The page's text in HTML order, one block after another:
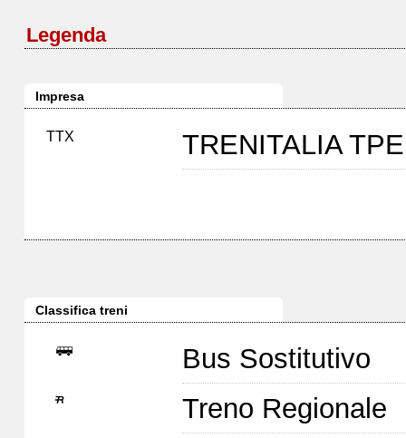
Legenda
Impresa
TTX TRENITALIA
Classifica treni
Bus Sostitutivo
Treno Regionale